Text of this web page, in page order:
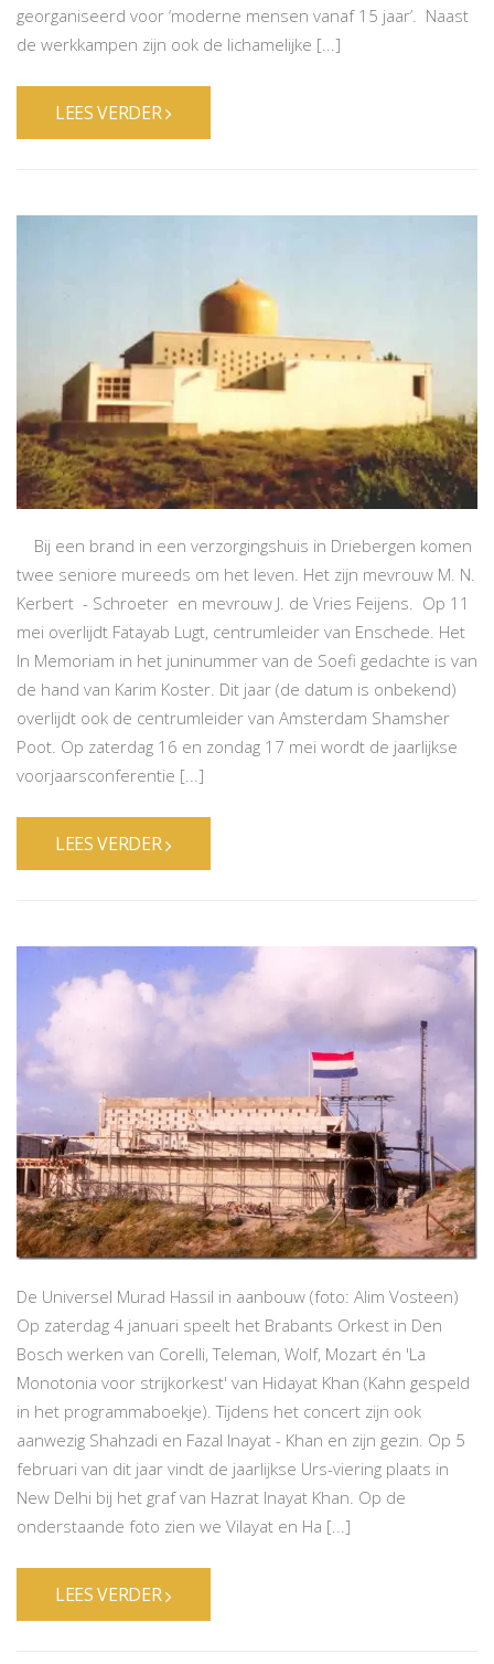
georganiseerd voor ‘moderne mensen vanaf 15 jaar’. Naast
de werkkampen zijn ook de lichamelijke [...]
LEES VERDER
Bij een brand in een verzorgingshuis in Driebergen komen
twee seniore mureeds om het leven. Het zijn mevrouw M. N.
Kerbert - Schroeter en mevrouw J. de Vries Feijens. Op 11
mei overlijdt Fatayab Lugt, centrumleider van Enschede. Het
In Memoriam in het juninummer van de Soefi gedachte is van
de hand van Karim Koster. Dit jaar (de datum is onbekend)
overlijdt ook de centrumleider van Amsterdam Shamsher
Poot. Op zaterdag 16 en zondag 17 mei wordt de jaarlijkse
voorjaarsconferentie [...]
LEES VERDER
De Universel Murad Hassil in aanbouw (foto: Alim Vosteen)
Op zaterdag 4 januari speelt het Brabants Orkest in Den
Bosch werken van Corelli, Teleman, Wolf, Mozart én 'La
Monotonia voor strijkorkest' van Hidayat Khan (Kahn gespeld
in het programmaboekje). Tijdens het concert zijn ook
aanwezig Shahzadi en Fazal Inayat - Khan en zijn gezin. Op 5
februari van dit jaar vindt de jaarlijkse Urs-viering plaats in
New Delhi bij het graf van Hazrat Inayat Khan. Op de
onderstaande foto zien we Vilayat en Ha [...]
LEES VERDER